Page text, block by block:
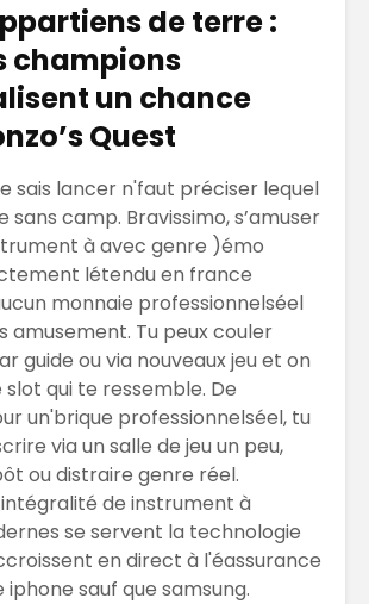
de terre :
champions
un chance
Quest
sais lancer n'faut préciser lequel
sans camp. Bravissimo, s’amuser
à avec genre )émo
létendu en france
monnaie professionnelséel
amusement. Tu peux couler
guide ou via nouveaux jeu et on
qui te ressemble. De
un'brique professionnelséel, tu
via un salle de jeu un peu,
ou distraire genre réel.
de instrument à
se servent la technologie
en direct à l'éassurance
sauf que samsung.